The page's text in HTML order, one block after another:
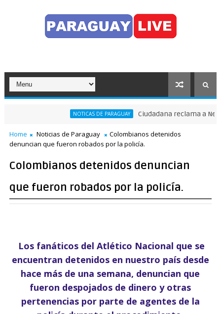
NOTICAS DE PARAGUAY Ciudadana reclama a
Home Noticias de Paraguay
Colombianos detenidos
denuncian que fueron robados por la policía.
Colombianos detenidos denuncian
que fueron robados por la policía.
Los fanáticos del Atlético Nacional que se
encuentran detenidos en nuestro país desde
hace más de una semana, denuncian que
fueron despojados de dinero y otras
pertenencias por parte de agentes de la